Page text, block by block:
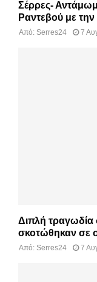
Σέρρες-
Ραντεβού με
Από: Serres24 7
Διπλή τραγωδία
σκοτώθηκαν σε
Από: Serres24 7